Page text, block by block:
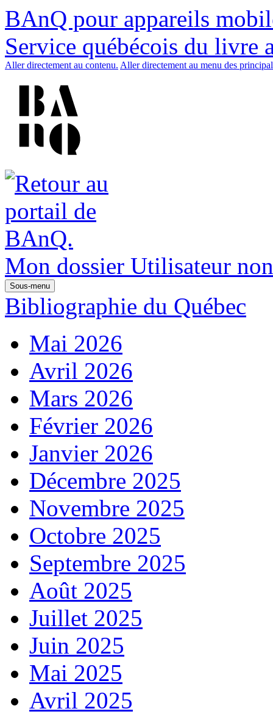
BAnQ pour appareils
Service québécois du livre
Aller directement au contenu. Aller directement au menu des
Mon dossier Utilisateur
Sous-menu
Bibliographie du Québec
Mai 2026
Avril 2026
Mars 2026
Février 2026
Janvier 2026
Décembre 2025
Novembre 2025
Octobre 2025
Septembre 2025
Août 2025
Juillet 2025
Juin 2025
Mai 2025
Avril 2025